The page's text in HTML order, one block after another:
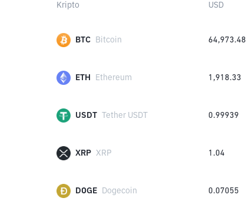
Kripto USD
BTC Bitcoin 64,973.48
ETH Ethereum 1,918.33
USDT Tether USDT 0.99939
XRP XRP 1.04
DOGE Dogecoin 0.07055